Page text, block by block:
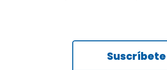
Suscríbete